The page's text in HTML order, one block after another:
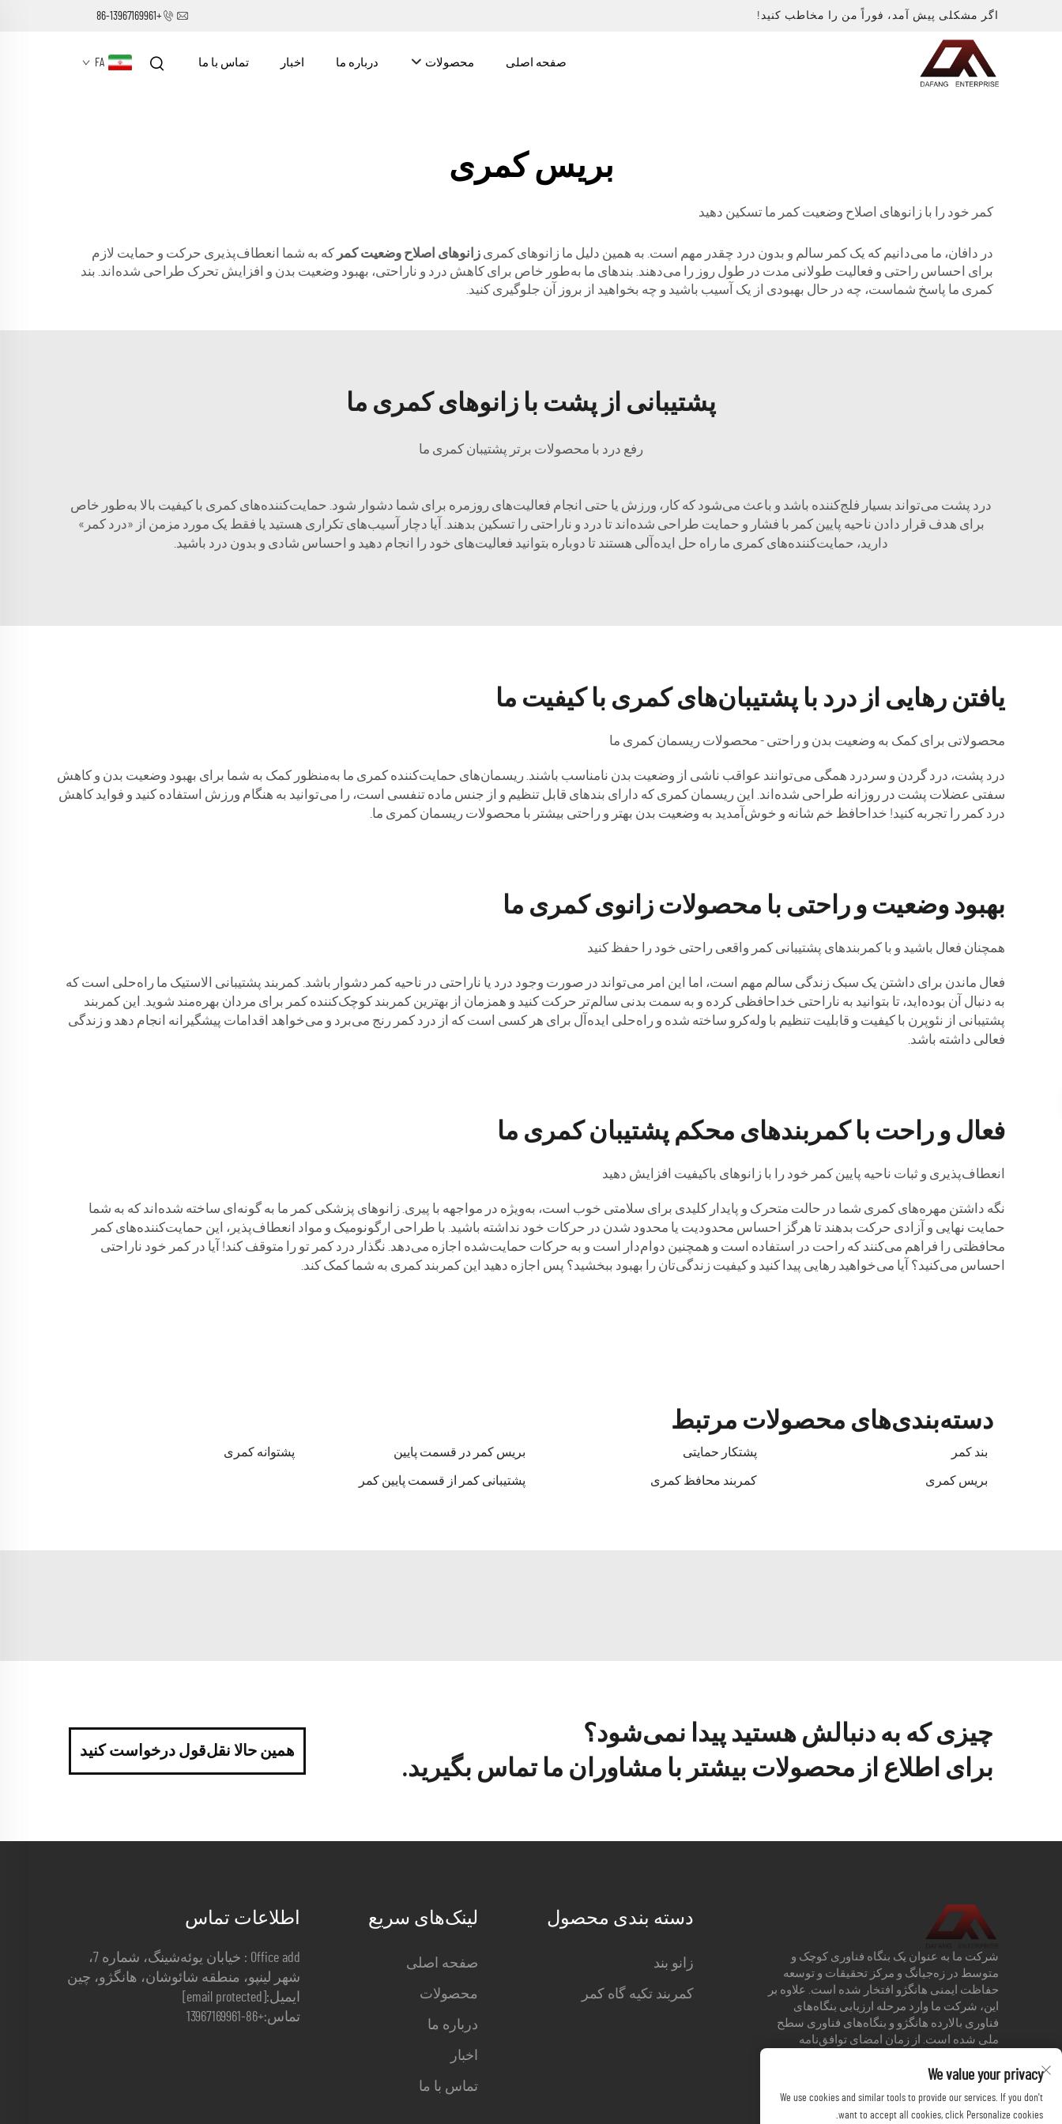
اگر مشکلی پیش آمد، فوراً من را مخاطب کنید! +86-13967169961
صفحه اصلی محصولات درباره ما اخبار تماس با ما FA
بریس کمری
کمر خود را با زانوهای اصلاح وضعیت کمر ما تسکین دهید
در دافان، ما می‌دانیم که یک کمر سالم و بدون درد چقدر مهم است. به همین دلیل ما زانوهای کمری زانوهای اصلاح وضعیت کمر که به شما انعطاف‌پذیری حرکت و حمایت لازم
برای احساس راحتی و فعالیت طولانی مدت در طول روز را می‌دهند. بند‌های ما به‌طور خاص برای کاهش درد و ناراحتی، بهبود وضعیت بدن و افزایش تحرک طراحی شده‌اند. بند
کمری ما پاسخ شماست، چه در حال بهبودی از یک آسیب باشید و چه بخواهید از بروز آن جلوگیری کنید.
پشتیبانی از پشت با زانوهای کمری ما
رفع درد با محصولات برتر پشتیبان کمری ما
درد پشت می‌تواند بسیار فلج‌کننده باشد و باعث می‌شود که کار، ورزش یا حتی انجام فعالیت‌های روزمره برای شما دشوار شود. حمایت‌کننده‌های کمری با کیفیت بالا به‌طور خاص
برای هدف قرار دادن ناحیه پایین کمر با فشار و حمایت طراحی شده‌اند تا درد و ناراحتی را تسکین بدهند. آیا دچار آسیب‌های تکراری هستید یا فقط یک مورد مزمن از «درد کمر»
دارید، حمایت‌کننده‌های کمری ما راه حل ایده‌آلی هستند تا دوباره بتوانید فعالیت‌های خود را انجام دهید و احساس شادی و بدون درد باشید.
یافتن رهایی از درد با پشتیبان‌های کمری با کیفیت ما
محصولاتی برای کمک به وضعیت بدن و راحتی - محصولات ریسمان کمری ما
درد پشت، درد گردن و سردرد همگی می‌توانند عواقب ناشی از وضعیت بدن نامناسب باشند. ریسمان‌های حمایت‌کننده کمری ما به‌منظور کمک به شما برای بهبود وضعیت بدن و کاهش
سفتی عضلات پشت در روزانه طراحی شده‌اند. این ریسمان کمری که دارای بند‌های قابل تنظیم و از جنس ماده تنفسی است، را می‌توانید به هنگام ورزش استفاده کنید و فواید کاهش
درد کمر را تجربه کنید! خداحافظ خم شانه و خوش‌آمدید به وضعیت بدن بهتر و راحتی بیشتر با محصولات ریسمان کمری ما.
بهبود وضعیت و راحتی با محصولات زانوی کمری ما
همچنان فعال باشید و با کمربندهای پشتیبانی کمر واقعی راحتی خود را حفظ کنید
فعال ماندن برای داشتن یک سبک زندگی سالم مهم است، اما این امر می‌تواند در صورت وجود درد یا ناراحتی در ناحیه کمر دشوار باشد. کمربند پشتیبانی الاستیک ما راه‌حلی است که
به دنبال آن بوده‌اید، تا بتوانید به ناراحتی خداحافظی کرده و به سمت بدنی سالم‌تر حرکت کنید و همزمان از بهترین کمربند کوچک‌کننده کمر برای مردان بهره‌مند شوید. این کمربند
پشتیبانی از نئوپرن با کیفیت و قابلیت تنظیم با وله‌کرو ساخته شده و راه‌حلی ایده‌آل برای هر کسی است که از درد کمر رنج می‌برد و می‌خواهد اقدامات پیشگیرانه انجام دهد و زندگی
فعالی داشته باشد.
فعال و راحت با کمربندهای محکم پشتیبان کمری ما
انعطاف‌پذیری و ثبات ناحیه پایین کمر خود را با زانوهای باکیفیت افزایش دهید
نگه داشتن مهره‌های کمری شما در حالت متحرک و پایدار کلیدی برای سلامتی خوب است، به‌ویژه در مواجهه با پیری. زانوهای پزشکی کمر ما به گونه‌ای ساخته شده‌اند که به شما
حمایت نهایی و آزادی حرکت بدهند تا هرگز احساس محدودیت یا محدود شدن در حرکات خود نداشته باشید. با طراحی ارگونومیک و مواد انعطاف‌پذیر، این حمایت‌کننده‌های کمر
محافظتی را فراهم می‌کنند که راحت در استفاده است و همچنین دوام‌دار است و به حرکات حمایت‌شده اجازه می‌دهد. نگذار درد کمر تو را متوقف کند! آیا در کمر خود ناراحتی
احساس می‌کنید؟ آیا می‌خواهید رهایی پیدا کنید و کیفیت زندگی‌تان را بهبود ببخشید؟ پس اجازه دهید این کمربند کمری به شما کمک کند.
دسته‌بندی‌های محصولات مرتبط
بند کمر پشتکار حمایتی بریس کمر در قسمت پایین پشتوانه کمری
بریس کمری کمربند محافظ کمری پشتیبانی کمر از قسمت پایین کمر
چیزی که به دنبالش هستید پیدا نمی‌شود؟
برای اطلاع از محصولات بیشتر با مشاوران ما تماس بگیرید.
همین حالا نقل‌قول درخواست کنید
شرکت ما به عنوان یک بنگاه فناوری کوچک و
متوسط در زه‌جیانگ و مرکز تحقیقات و توسعه
حفاظت ایمنی هانگژو افتخار شده است. علاوه بر
این، شرکت ما وارد مرحله ارزیابی بنگاه‌های
فناوری بالارده هانگژو و بنگاه‌های فناوری سطح
ملی شده است. از زمان امضای توافق‌نامه
2013، شرکت به طور فعال در مسیر نوآوری و
جدید شجاعانه عمل کرده است. در حال حاضر،
دسته بندی محصول
زانو بند
کمربند تکیه گاه کمر
لینک‌های سریع
صفحه اصلی
محصولات
درباره ما
اخبار
تماس با ما
اطلاعات تماس
Office add : خیابان یوئه‌شینگ، شماره 7،
شهر لینپو، منطقه شائوشان، هانگژو، چین
ایمیل:
تماس:+86-13967169961
We value your privacy
We use cookies and similar tools to provide our services. If you don't
want to accept all cookies, click Personalize cookies.